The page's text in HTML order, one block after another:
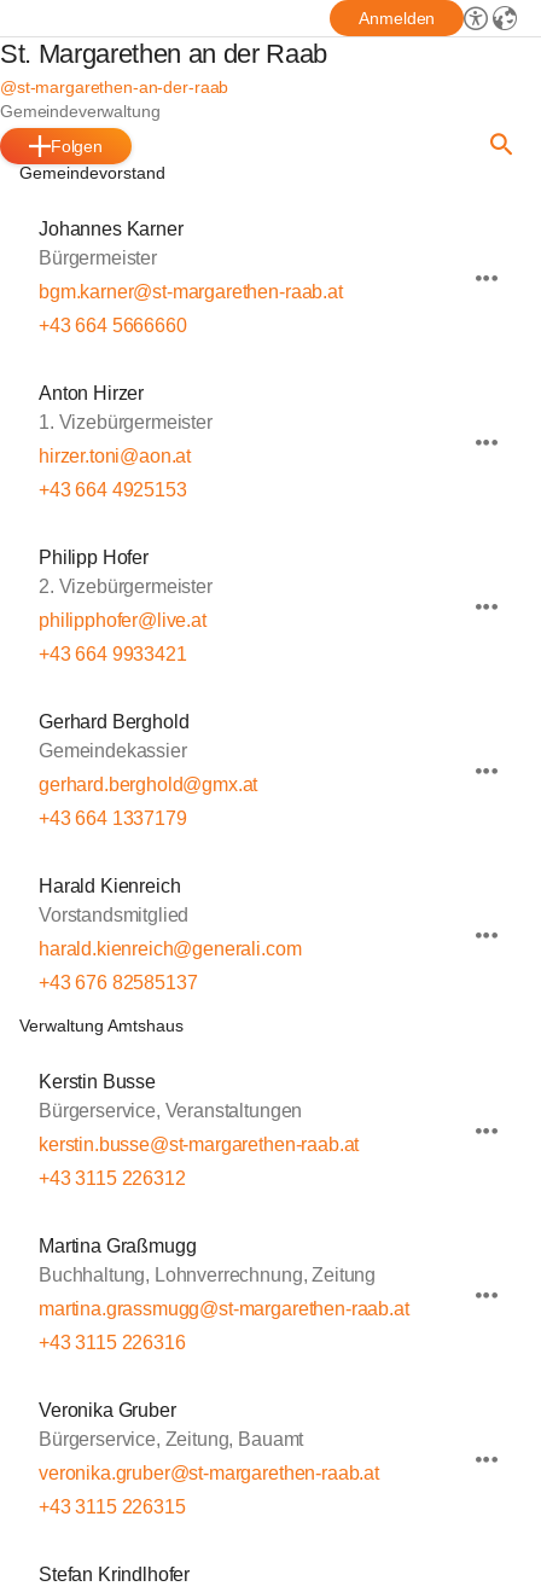
Anmelden
St. Margarethen an der Raab
@st-margarethen-an-der-raab
Gemeindeverwaltung
Folgen
Gemeindevorstand
Johannes Karner
Bürgermeister
bgm.karner@st-margarethen-raab.at
+43 664 5666660
Anton Hirzer
1. Vizebürgermeister
hirzer.toni@aon.at
+43 664 4925153
Philipp Hofer
2. Vizebürgermeister
philipphofer@live.at
+43 664 9933421
Gerhard Berghold
Gemeindekassier
gerhard.berghold@gmx.at
+43 664 1337179
Harald Kienreich
Vorstandsmitglied
harald.kienreich@generali.com
+43 676 82585137
Verwaltung Amtshaus
Kerstin Busse
Bürgerservice, Veranstaltungen
kerstin.busse@st-margarethen-raab.at
+43 3115 226312
Martina Graßmugg
Buchhaltung, Lohnverrechnung, Zeitung
martina.grassmugg@st-margarethen-raab.at
+43 3115 226316
Veronika Gruber
Bürgerservice, Zeitung, Bauamt
veronika.gruber@st-margarethen-raab.at
+43 3115 226315
Stefan Krindlhofer